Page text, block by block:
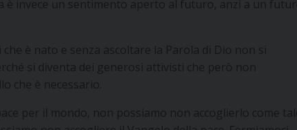
invece un sentimento aperto al futuro, anzi a un futuro
è nato e senza ascoltare la Parola di Dio non si
si diventa dei generosi attivisti che però non
è necessario.
per il mondo, non possiamo non accoglierlo come tale.